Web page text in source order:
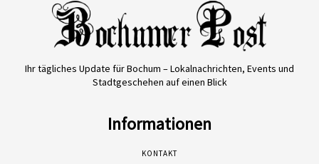
Ihr tägliches Update für Bochum – Lokalnachrichten, Events und
Stadtgeschehen auf einen Blick
Informationen
KONTAKT